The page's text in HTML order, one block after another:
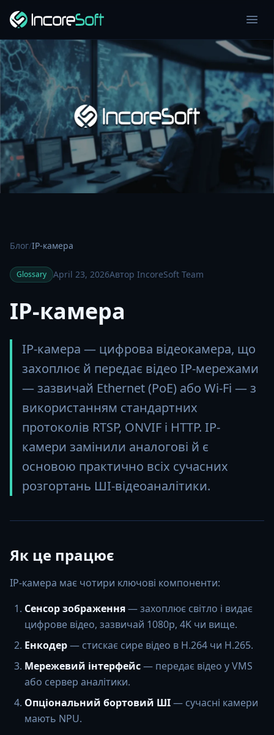
Блог/IP-камера
Glossary April 23, 2026Автор IncoreSoft Team
IP-камера
IP-камера — цифрова відеокамера, що
захоплює й передає відео IP-мережами
— зазвичай Ethernet (PoE) або Wi-Fi — з
використанням стандартних
протоколів RTSP, ONVIF і HTTP. IP-
камери замінили аналогові й є
основою практично всіх сучасних
розгортань ШІ-відеоаналітики.
Як це працює
IP-камера має чотири ключові компоненти:
Сенсор зображення— захоплює світло і видає
цифрове відео, зазвичай 1080p, 4K чи вище.
Енкодер— стискає сире відео в H.264 чи H.265.
Мережевий інтерфейс— передає відео у VMS
або сервер аналітики.
Опціональний бортовий ШІ— сучасні камери
мають NPU.